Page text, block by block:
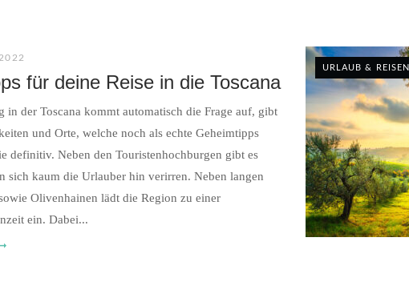
URLAUB & REISEN
für deine Reise in die Toscana
in der Toscana kommt automatisch die Frage auf, gibt
und Orte, welche noch als echte Geheimtipps
definitiv. Neben den Touristenhochburgen gibt es
sich kaum die Urlauber hin verirren. Neben langen
Olivenhainen lädt die Region zu einer
ein. Dabei...